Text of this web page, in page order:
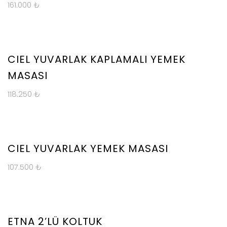
161.000 ₺
CIEL YUVARLAK KAPLAMALI YEMEK
MASASI
118.250 ₺
CIEL YUVARLAK YEMEK MASASI
107.500 ₺
ETNA 2’LÜ KOLTUK